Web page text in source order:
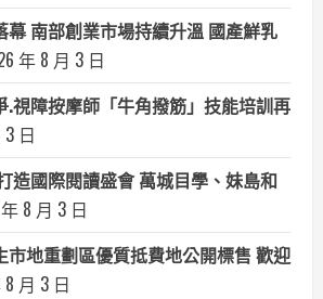
幕 南部創業市場持續升溫 國產鮮乳
年 8 月 3 日
.視障按摩師「牛角撥筋」技能培訓再
日
造國際閱讀盛會 萬城目學、妹島和
8 月 3 日
市地重劃區優質抵費地公開標售 歡迎
月 3 日